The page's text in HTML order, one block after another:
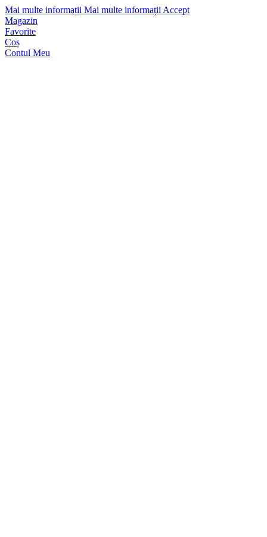
Mai multe informații Mai multe informațiiAccept
Magazin
Favorite
Coș
Contul Meu